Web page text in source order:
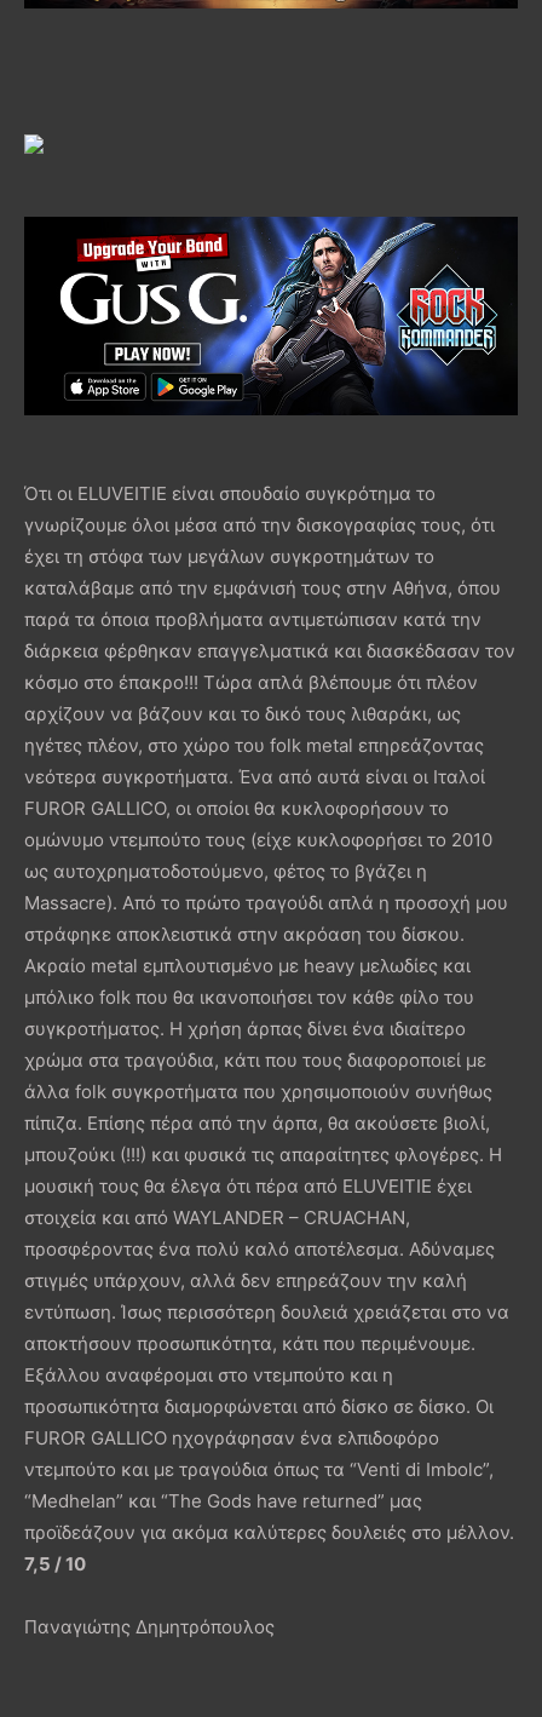
Ότι οι ELUVEITIE είναι σπουδαίο συγκρότημα το
γνωρίζουμε όλοι μέσα από την δισκογραφίας τους, ότι
έχει τη στόφα των μεγάλων συγκροτημάτων το
καταλάβαμε από την εμφάνισή τους στην Αθήνα, όπου
παρά τα όποια προβλήματα αντιμετώπισαν κατά την
διάρκεια φέρθηκαν επαγγελματικά και διασκέδασαν τον
κόσμο στο έπακρο!!! Τώρα απλά βλέπουμε ότι πλέον
αρχίζουν να βάζουν και το δικό τους λιθαράκι, ως
ηγέτες πλέον, στο χώρο του folk metal επηρεάζοντας
νεότερα συγκροτήματα. Ένα από αυτά είναι οι Ιταλοί
FUROR GALLICO, οι οποίοι θα κυκλοφορήσουν το
ομώνυμο ντεμπούτο τους (είχε κυκλοφορήσει το 2010
ως αυτοχρηματοδοτούμενο, φέτος το βγάζει η
Massacre). Από το πρώτο τραγούδι απλά η προσοχή μου
στράφηκε αποκλειστικά στην ακρόαση του δίσκου.
Ακραίο metal εμπλουτισμένο με heavy μελωδίες και
μπόλικο folk που θα ικανοποιήσει τον κάθε φίλο του
συγκροτήματος. Η χρήση άρπας δίνει ένα ιδιαίτερο
χρώμα στα τραγούδια, κάτι που τους διαφοροποιεί με
άλλα folk συγκροτήματα που χρησιμοποιούν συνήθως
πίπιζα. Επίσης πέρα από την άρπα, θα ακούσετε βιολί,
μπουζούκι (!!!) και φυσικά τις απαραίτητες φλογέρες. Η
μουσική τους θα έλεγα ότι πέρα από ELUVEITIE έχει
στοιχεία και από WAYLANDER – CRUACHAN,
προσφέροντας ένα πολύ καλό αποτέλεσμα. Αδύναμες
στιγμές υπάρχουν, αλλά δεν επηρεάζουν την καλή
εντύπωση. Ίσως περισσότερη δουλειά χρειάζεται στο να
αποκτήσουν προσωπικότητα, κάτι που περιμένουμε.
Εξάλλου αναφέρομαι στο ντεμπούτο και η
προσωπικότητα διαμορφώνεται από δίσκο σε δίσκο. Οι
FUROR GALLICO ηχογράφησαν ένα ελπιδοφόρο
ντεμπούτο και με τραγούδια όπως τα “Venti di Imbolc”,
“Medhelan” και “The Gods have returned” μας
προϊδεάζουν για ακόμα καλύτερες δουλειές στο μέλλον.
7,5 / 10
Παναγιώτης Δημητρόπουλος